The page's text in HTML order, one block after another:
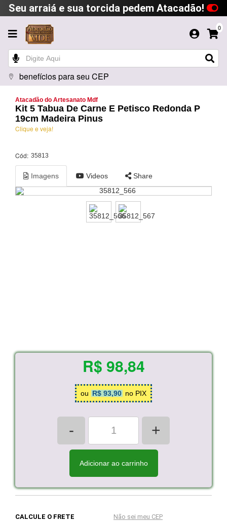
Seu arraiá e sua torcida pedem Atacadão!
0
benefícios para seu CEP
Atacadão do Artesanato Mdf
Kit 5 Tabua De Carne E Petisco Redonda P
19cm Madeira Pinus
Clique e veja!
Cód: 35813
Imagens Videos Share
R$ 98,84
ou R$ 93,90 no PIX
- +
Adicionar ao carrinho